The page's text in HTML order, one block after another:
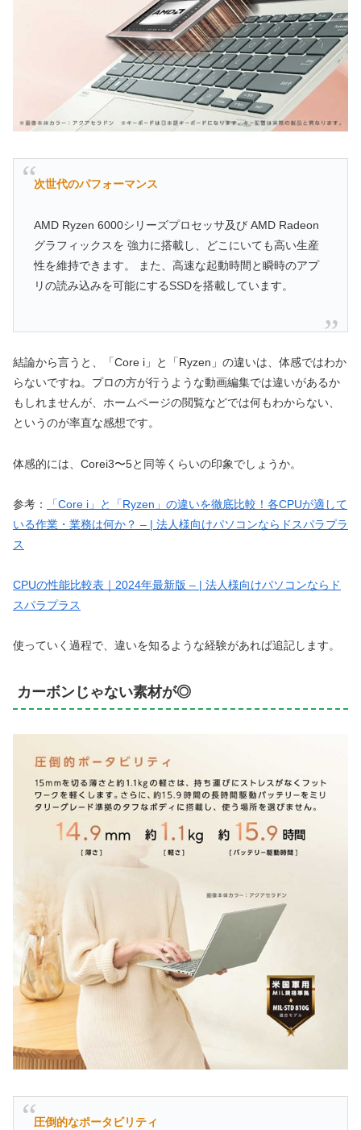
次世代のパフォーマンス
AMD Ryzen 6000シリーズプロセッサ及び AMD Radeon
グラフィックスを 強力に搭載し、どこにいても高い生産
性を維持できます。 また、高速な起動時間と瞬時のアプ
リの読み込みを可能にするSSDを搭載しています。
結論から言うと、「Core i」と「Ryzen」の違いは、体感ではわか
らないですね。プロの方が行うような動画編集では違いがあるか
もしれませんが、ホームページの閲覧などでは何もわからない、
というのが率直な感想です。
体感的には、Corei3〜5と同等くらいの印象でしょうか。
参考：
「Core i」と「Ryzen」の違いを徹底比較！各CPUが適して
いる作業・業務は何か？ – | 法人様向けパソコンならドスパラプラ
ス
CPUの性能比較表｜2024年最新版 – | 法人様向けパソコンならド
スパラプラス
使っていく過程で、違いを知るような経験があれば追記します。
カーボンじゃない素材が◎
圧倒的なポータビリティ